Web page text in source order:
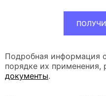
Подробная информация
порядке их применения,
документы.